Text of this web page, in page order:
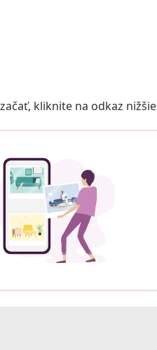
kliknite na odkaz nižšie